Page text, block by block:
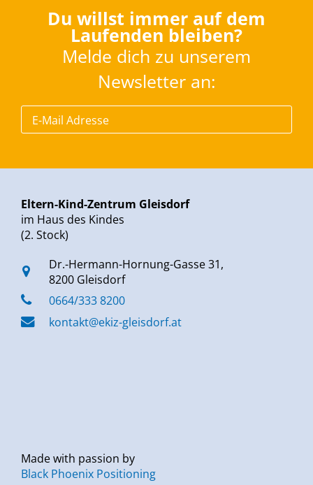
Du willst immer auf dem
Laufenden bleiben?
Melde dich zu unserem
Newsletter an:
Eltern-Kind-Zentrum Gleisdorf
im Haus des Kindes
(2. Stock)
Dr.-Hermann-Hornung-Gasse 31,
8200 Gleisdorf
0664/333 8200
kontakt@ekiz-gleisdorf.at
Made with passion by
Black Phoenix Positioning